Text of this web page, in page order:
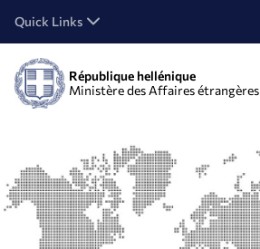
Quick Links
République hellénique
Ministère des Affaires étrangères